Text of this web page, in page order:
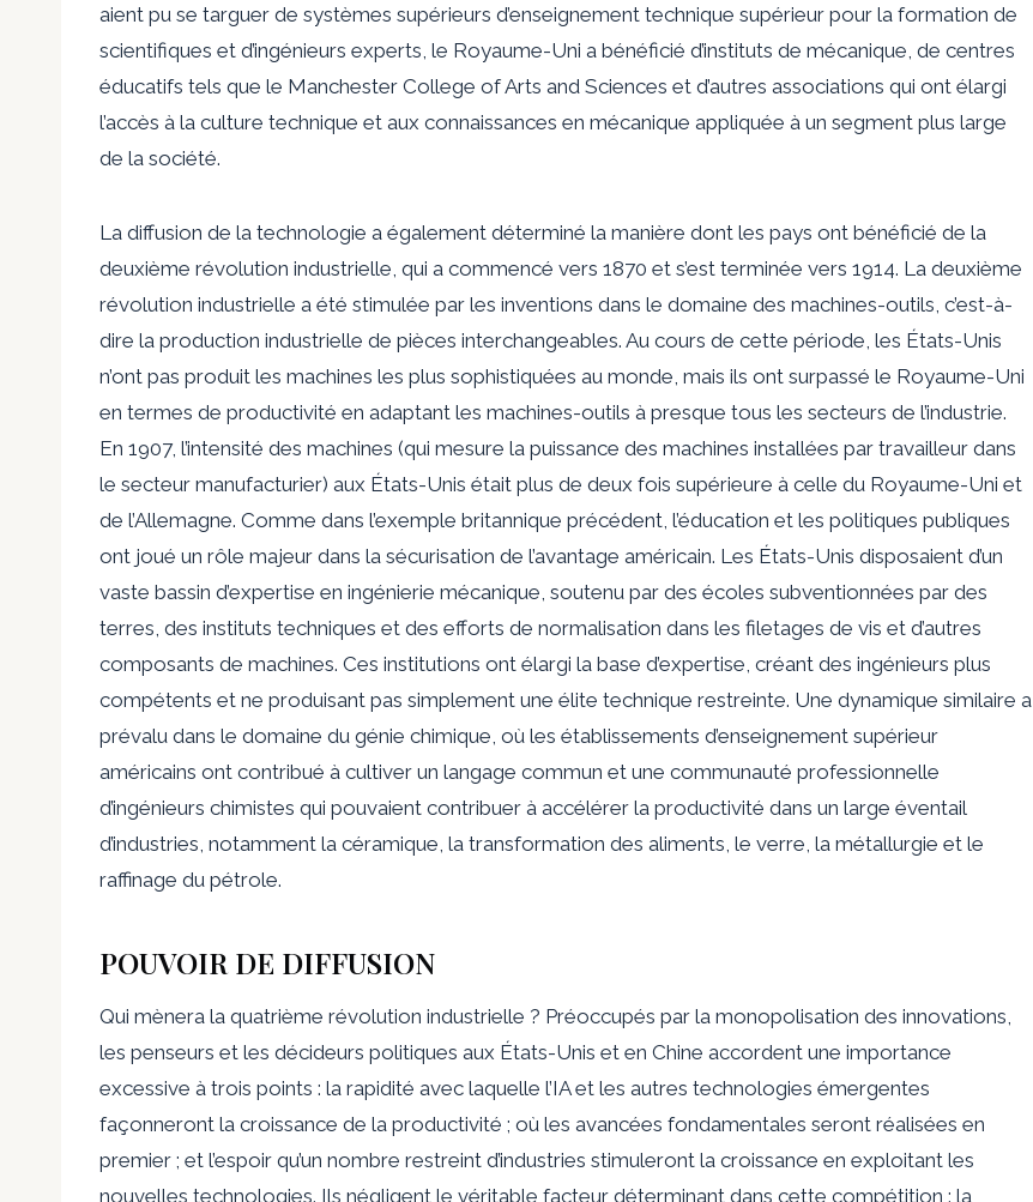
aient pu se targuer de systèmes supérieurs d’enseignement technique supérieur pour la formation de
scientifiques et d’ingénieurs experts, le Royaume-Uni a bénéficié d’instituts de mécanique, de centres
éducatifs tels que le Manchester College of Arts and Sciences et d’autres associations qui ont élargi
l’accès à la culture technique et aux connaissances en mécanique appliquée à un segment plus large
de la société.
La diffusion de la technologie a également déterminé la manière dont les pays ont bénéficié de la
deuxième révolution industrielle, qui a commencé vers 1870 et s’est terminée vers 1914. La deuxième
révolution industrielle a été stimulée par les inventions dans le domaine des machines-outils, c’est-à-
dire la production industrielle de pièces interchangeables. Au cours de cette période, les États-Unis
n’ont pas produit les machines les plus sophistiquées au monde, mais ils ont surpassé le Royaume-Uni
en termes de productivité en adaptant les machines-outils à presque tous les secteurs de l’industrie.
En 1907, l’intensité des machines (qui mesure la puissance des machines installées par travailleur dans
le secteur manufacturier) aux États-Unis était plus de deux fois supérieure à celle du Royaume-Uni et
de l’Allemagne. Comme dans l’exemple britannique précédent, l’éducation et les politiques publiques
ont joué un rôle majeur dans la sécurisation de l’avantage américain. Les États-Unis disposaient d’un
vaste bassin d’expertise en ingénierie mécanique, soutenu par des écoles subventionnées par des
terres, des instituts techniques et des efforts de normalisation dans les filetages de vis et d’autres
composants de machines. Ces institutions ont élargi la base d’expertise, créant des ingénieurs plus
compétents et ne produisant pas simplement une élite technique restreinte. Une dynamique similaire a
prévalu dans le domaine du génie chimique, où les établissements d’enseignement supérieur
américains ont contribué à cultiver un langage commun et une communauté professionnelle
d’ingénieurs chimistes qui pouvaient contribuer à accélérer la productivité dans un large éventail
d’industries, notamment la céramique, la transformation des aliments, le verre, la métallurgie et le
raffinage du pétrole.
POUVOIR DE DIFFUSION
Qui mènera la quatrième révolution industrielle ? Préoccupés par la monopolisation des innovations,
les penseurs et les décideurs politiques aux États-Unis et en Chine accordent une importance
excessive à trois points : la rapidité avec laquelle l’IA et les autres technologies émergentes
façonneront la croissance de la productivité ; où les avancées fondamentales seront réalisées en
premier ; et l’espoir qu’un nombre restreint d’industries stimuleront la croissance en exploitant les
nouvelles technologies. Ils négligent le véritable facteur déterminant dans cette compétition : la